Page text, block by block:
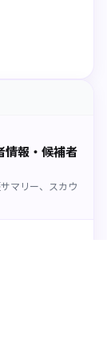
情報・候補者
マリー、スカウ